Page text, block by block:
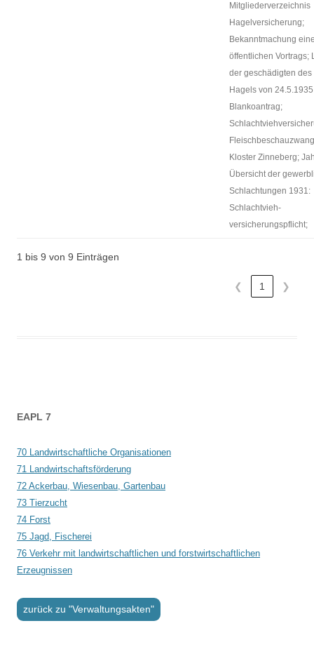
Mitgliederverzeichnis
Hagelversicherung;
Bekanntmachung
öffentlichen Vortrags;
der geschädigten des
Hagels von
Blankoantrag;
Kloster Zinneberg;
Übersicht der
Schlachtungen 1931:
Schlachtvieh-
versicherungspflicht;
1 bis 9 von 9 Einträgen
❮ 1 ❯
Navigation
EAPL 7
70 Landwirtschaftliche Organisationen
71 Landwirtschaftsförderung
72 Ackerbau, Wiesenbau, Gartenbau
73 Tierzucht
74 Forst
75 Jagd, Fischerei
76 Verkehr mit landwirtschaftlichen und forstwirtschaftlichen
Erzeugnissen
zurück zu "Verwaltungsakten"